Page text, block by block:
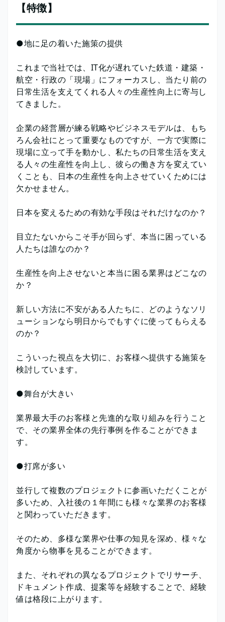
【特徴】
●地に足の着いた施策の提供
これまで当社では、IT化が遅れていた鉄道・建築・
航空・行政の「現場」にフォーカスし、当たり前の
日常生活を支えてくれる人々の生産性向上に寄与し
てきました。
企業の経営層が練る戦略やビジネスモデルは、もち
ろん会社にとって重要なものですが、一方で実際に
現場に立って手を動かし、私たちの日常生活を支え
る人々の生産性を向上し、彼らの働き方を変えてい
くことも、日本の生産性を向上させていくためには
欠かせません。
日本を変えるための有効な手段はそれだけなのか？
目立たないからこそ手が回らず、本当に困っている
人たちは誰なのか？
生産性を向上させないと本当に困る業界はどこなの
か？
新しい方法に不安がある人たちに、どのようなソリ
ューションなら明日からでもすぐに使ってもらえる
のか？
こういった視点を大切に、お客様へ提供する施策を
検討しています。
●舞台が大きい
業界最大手のお客様と先進的な取り組みを行うこと
で、その業界全体の先行事例を作ることができま
す。
●打席が多い
並行して複数のプロジェクトに参画いただくことが
多いため、入社後の１年間にも様々な業界のお客様
と関わっていただきます。
そのため、多様な業界や仕事の知見を深め、様々な
角度から物事を見ることができます。
また、それぞれの異なるプロジェクトでリサーチ、
ドキュメント作成、提案等を経験することで、経験
値は格段に上がります。